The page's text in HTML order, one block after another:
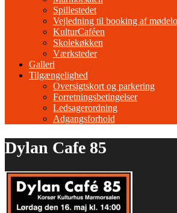
Spillestedet
Vejledning til booking af
KulturCaféen
Skolekøkken
Værksteder
Galleri
Tilgængelighed
Oversigtskort og parkering
Forretningsbetingelser
Ledsagerordning
Adgangsforhold
Dylan Cafe 85